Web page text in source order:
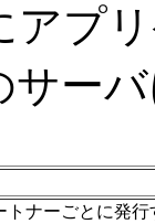
アプ
サー
トナーごとに発行